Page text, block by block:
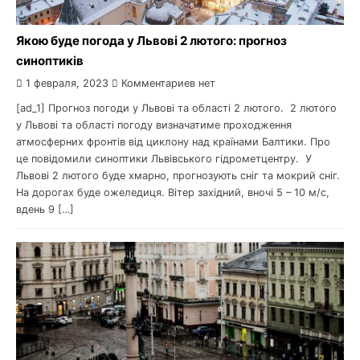
Якою буде погода у Львові 2 лютого: прогноз
синоптиків
1 февраля, 2023 Комментариев нет
[ad_1] Прогноз погоди у Львові та області 2 лютого. 2 лютого
у Львові та області погоду визначатиме проходження
атмосферних фронтів від циклону над країнами Балтики. Про
це повідомили синоптики Львівського гідрометцентру. У
Львові 2 лютого буде хмарно, прогнозують сніг та мокрий сніг.
На дорогах буде ожеледиця. Вітер західний, вночі 5 – 10 м/с,
вдень 9 […]